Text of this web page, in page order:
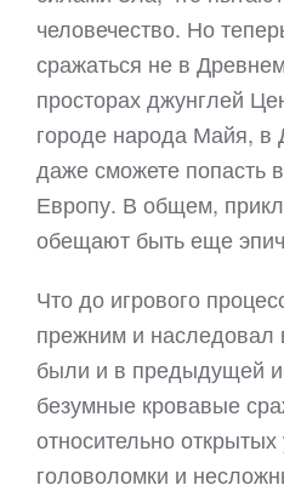
человечество. Но
сражаться не в
просторах джунглей
городе народа Майя,
даже сможете попасть
Европу. В общем,
обещают быть еще
Что до игрового
прежним и наследовал
были и в предыдущей
безумные кровавые
относительно
головоломки и